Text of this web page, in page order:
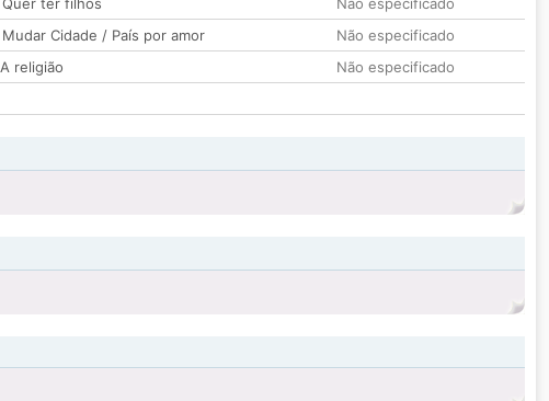
Mudar Cidade / País por amor
Não especificado
A religião
Não especificado